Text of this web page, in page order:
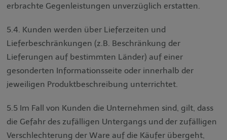
erbrachte Gegenleistungen unverzüglich erstatten.
5.4. Kunden werden über Lieferzeiten und
Lieferbeschränkungen (z.B. Beschränkung der
Lieferungen auf bestimmten Länder) auf einer
gesonderten Informationsseite oder innerhalb der
jeweiligen Produktbeschreibung unterrichtet.
5.5 Im Fall von Kunden die Unternehmen sind, gilt, dass
die Gefahr des zufälligen Untergangs und der zufälligen
Verschlechterung der Ware auf die Käufer übergeht,